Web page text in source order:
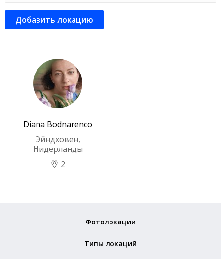
Добавить локацию
Diana Bodnarenco
Эйндховен,
Нидерланды
2
Фотолокации
Типы локаций